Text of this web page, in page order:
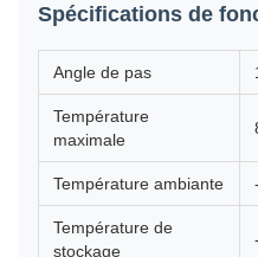
Spécifications de
Angle de pas
Température
maximale
Température ambiante
Température de
stockage